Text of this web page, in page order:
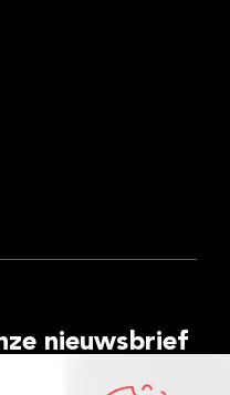
nieuwsbrief